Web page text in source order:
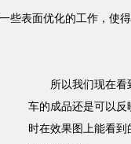
表面优化的工作，使
所以我们现在看
车的成品还是可以反
时在效果图上能看到